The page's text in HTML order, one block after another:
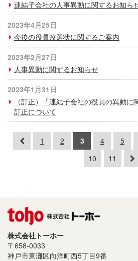
連結子会社の人事異動に関するお知ら
2023年4月25日
今後の役員改選状に関するご案内
2023年2月27日
人事異動に関するお知らせ
2023年1月31日
（訂正）「連結子会社の役員の異動
訂正について
1 2 3 4 5
10
11
株式会社トーホー
〒658-0033
神戸市東灘区向洋町西5丁目9番